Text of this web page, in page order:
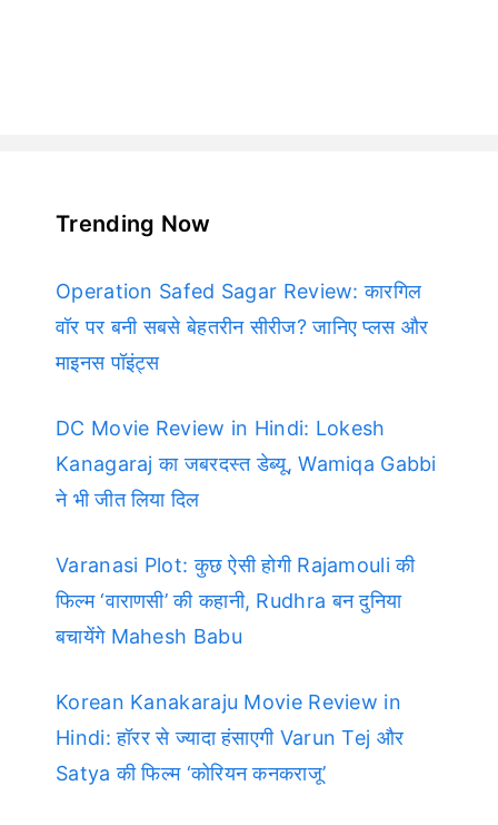
Trending Now
Operation Safed Sagar Review: कारगिल
वॉर पर बनी सबसे बेहतरीन सीरीज? जानिए प्लस और
माइनस पॉइंट्स
DC Movie Review in Hindi: Lokesh
Kanagaraj का जबरदस्त डेब्यू, Wamiqa Gabbi
ने भी जीत लिया दिल
Varanasi Plot: कुछ ऐसी होगी Rajamouli की
फिल्म ‘वाराणसी’ की कहानी, Rudhra बन दुनिया
बचायेंगे Mahesh Babu
Korean Kanakaraju Movie Review in
Hindi: हॉरर से ज्यादा हंसाएगी Varun Tej और
Satya की फिल्म ‘कोरियन कनकराजू’